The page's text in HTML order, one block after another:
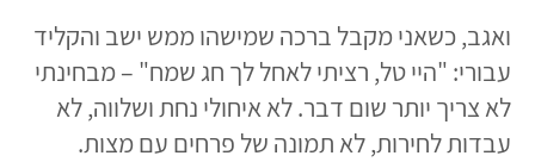
ואגב, כשאני מקבל ברכה שמישהו ממש ישב והקליד
עבורי: "היי טל, רציתי לאחל לך חג שמח" – מבחינתי
לא צריך יותר שום דבר. לא איחולי נחת ושלווה, לא
עבדות לחירות, לא תמונה של פרחים עם מצות.